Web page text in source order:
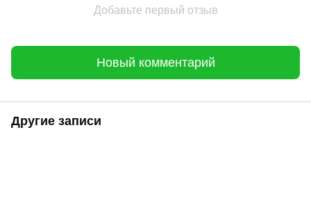
Добавьте первый отзыв
Новый комментарий
Другие записи